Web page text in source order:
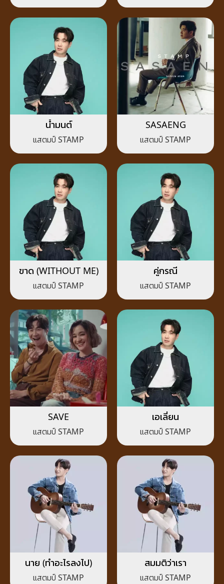
น้ำมนต์
แสตมป์ STAMP
SASAENG
แสตมป์ STAMP
ขาด (WITHOUT ME)
แสตมป์ STAMP
คู่กรณี
แสตมป์ STAMP
SAVE
แสตมป์ STAMP
เอเลี่ยน
แสตมป์ STAMP
นาย (ทำอะไรลงไป)
แสตมป์ STAMP
สมมติว่าเรา
แสตมป์ STAMP